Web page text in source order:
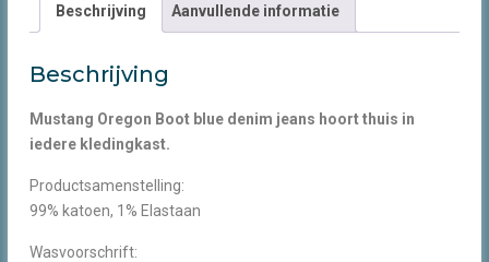
Beschrijving Aanvullende informatie
Beschrijving
Mustang Oregon Boot blue denim jeans hoort thuis in
iedere kledingkast.
Productsamenstelling:
99% katoen, 1% Elastaan
Wasvoorschrift: